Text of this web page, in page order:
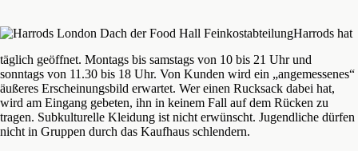
Harrods hat
täglich geöffnet. Montags bis samstags von 10 bis 21 Uhr und
sonntags von 11.30 bis 18 Uhr. Von Kunden wird ein „angemessenes“
äußeres Erscheinungsbild erwartet. Wer einen Rucksack dabei hat,
wird am Eingang gebeten, ihn in keinem Fall auf dem Rücken zu
tragen. Subkulturelle Kleidung ist nicht erwünscht. Jugendliche dürfen
nicht in Gruppen durch das Kaufhaus schlendern.